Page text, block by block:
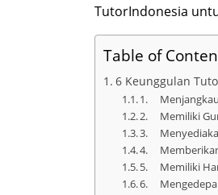
TutorIndonesia
Table of
6 Keunggulan
1. Menjangkau
2. Memiliki
3.
4. Memberikan
5. Memiliki
6.